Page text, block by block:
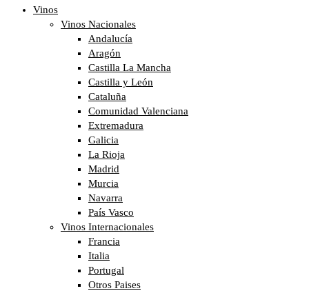
Vinos
Vinos Nacionales
Andalucía
Aragón
Castilla La Mancha
Castilla y León
Cataluña
Comunidad Valenciana
Extremadura
Galicia
La Rioja
Madrid
Murcia
Navarra
País Vasco
Vinos Internacionales
Francia
Italia
Portugal
Otros Paises